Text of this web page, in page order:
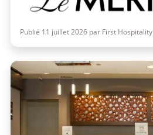
Publié 11 juillet 2026 par First Hospitality